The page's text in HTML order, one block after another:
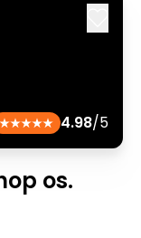
4.98/5
os.